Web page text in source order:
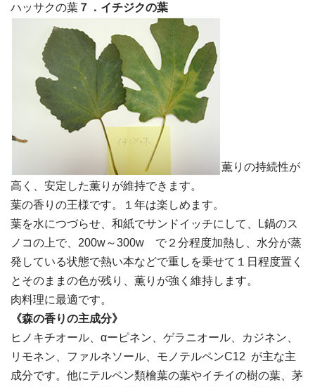
ハッサクの葉７．イチジクの葉
薫りの持続性が
高く、安定した薫りが維持できます。
葉の香りの王様です。１年は楽しめます。
葉を水につづらせ、和紙でサンドイッチにして、L鍋のス
ノコの上で、200w～300w で２分程度加熱し、水分が蒸
発している状態で熱い本などで重しを乗せて１日程度置く
とそのままの色が残り、薫りが強く維持します。
肉料理に最適です。
《森の香りの主成分》
ヒノキチオール、αーピネン、ゲラニオール、カジネン、
リモネン、ファルネソール、モノテルペンC12 が主な主
成分です。他にテルペン類檜葉の葉やイチイの樹の葉、茅